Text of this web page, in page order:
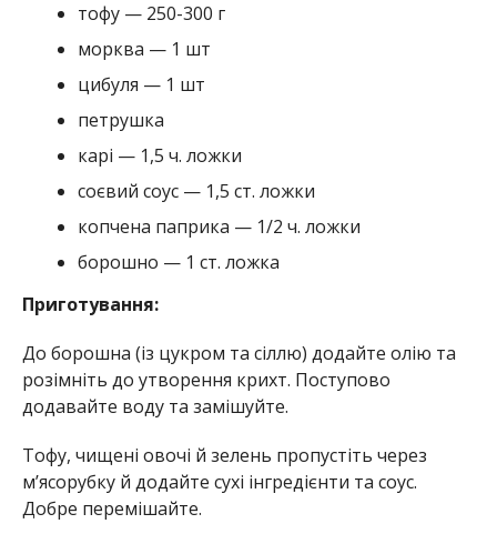
тофу — 250-300 г
морква — 1 шт
цибуля — 1 шт
петрушка
карі — 1,5 ч. ложки
соєвий соус — 1,5 ст. ложки
копчена паприка — 1/2 ч. ложки
борошно — 1 ст. ложка
Приготування:
До борошна (із цукром та сіллю) додайте олію та
розімніть до утворення крихт. Поступово
додавайте воду та замішуйте.
Тофу, чищені овочі й зелень пропустіть через
м’ясорубку й додайте сухі інгредієнти та соус.
Добре перемішайте.